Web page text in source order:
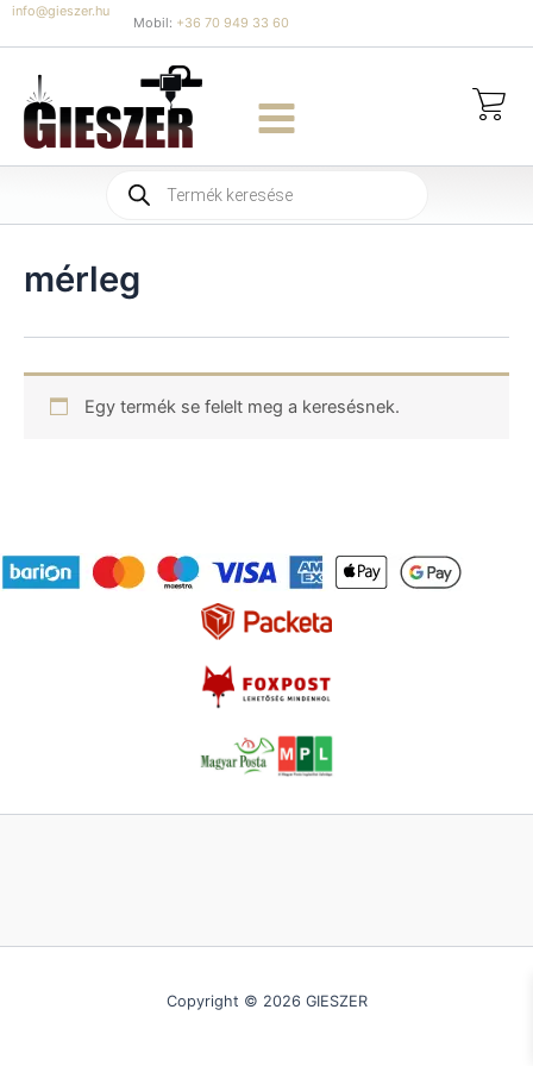
Skip
to
content
info@gieszer.hu
Mobil: +36 70 949 33 60
Products
search
mérleg
Egy termék se felelt meg a keresésnek.
Copyright © 2026 GIESZER